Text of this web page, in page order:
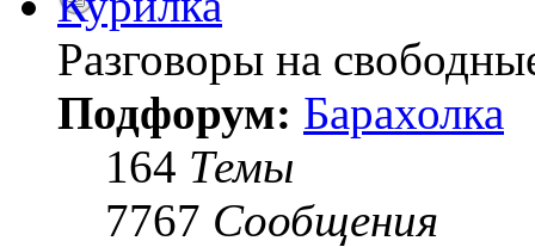
Разговоры на
Подфорум: Барахолка
164 Темы
7767 Сообщения